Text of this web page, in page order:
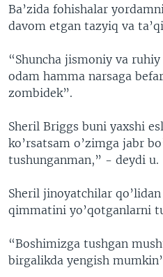
Ba’zida fohishalar
davom etgan tazyiq va
“Shuncha jismoniy va
odam hamma narsaga
zombidek”.
Sheril Briggs buni yaxshi
ko’rsatsam o’zimga jabr
tushunganman,” - deydi u.
Sheril jinoyatchilar
qimmatini yo’qotganlarni
“Boshimizga tushgan
birgalikda yengish